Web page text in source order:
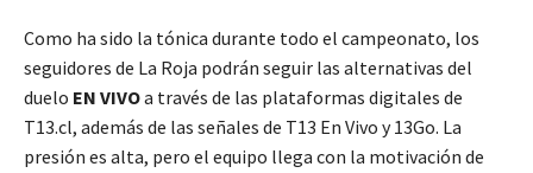
Como ha sido la tónica durante todo el campeonato, los
seguidores de La Roja podrán seguir las alternativas del
duelo EN VIVOa través de las plataformas digitales de
T13.cl, además de las señales de T13 En Vivo y 13Go. La
presión es alta, pero el equipo llega con la motivación de